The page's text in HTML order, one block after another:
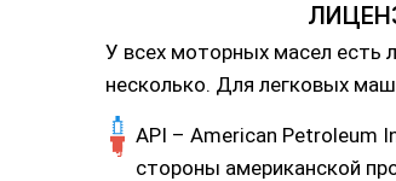
У всех моторных масел есть
несколько. Для легковых
API – American Petroleum
стороны американской